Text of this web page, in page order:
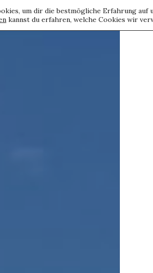
um dir die bestmögliche Erfahrung auf
kannst du erfahren, welche Cookies wir